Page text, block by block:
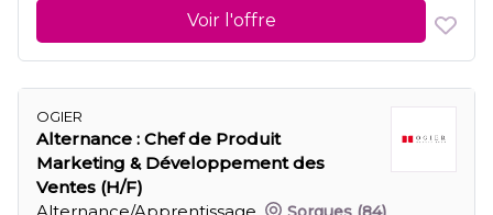
Voir l'offre
OGIER
Alternance : Chef de Produit
Marketing & Développement des
Ventes (H/F)